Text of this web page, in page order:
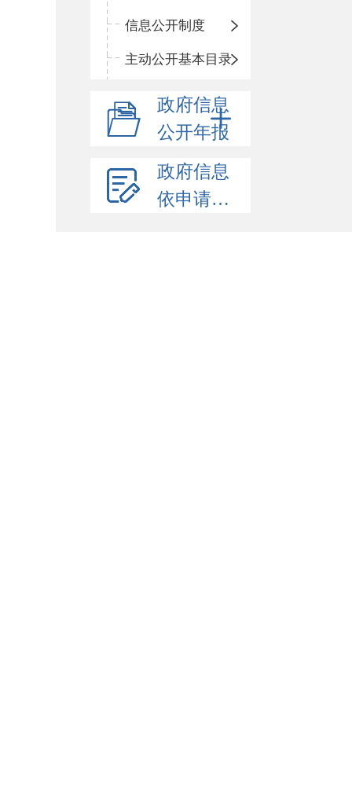
信息公开制度
主动公开基本目录
政府信息
公开年报
政府信息
依申请公开